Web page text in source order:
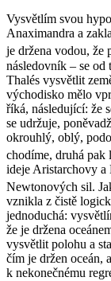
Vysvětlím svou
Anaximandra a
je držena vodou, že
následovník – se
Thalés vysvětlit
východisko mělo
říká, následující: že
se udržuje,
okrouhlý, oblý,
chodíme, druhá pak
ideje Aristarchovy a
Newtonových sil.
vznikla z čistě
jednoduchá:
že je držena
vysvětlit polohu a
čím je držen oceán,
k nekonečnému